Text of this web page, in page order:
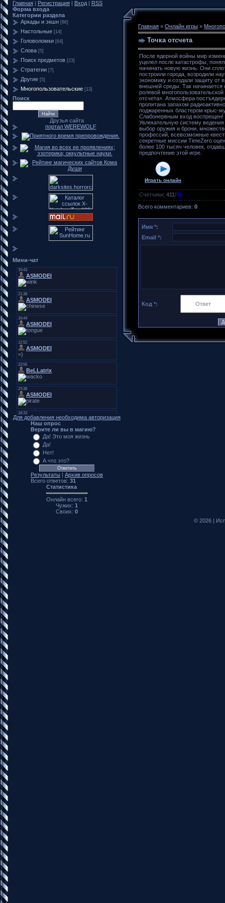
Главная | Регистрация | Вход | RSS
Форма входа
Категории раздела
Аркады и экшн [86]
Настольные [14]
Головоломки [64]
Слова [5]
Поиск предметов [23]
Стратегии [7]
Другие [5]
Многопользовательские [13]
Поиск
Друзья сайта
портал WEREWOLF
Мини-чат
Для добавления необходима авторизация
Наш опрос
Верите ли вы в магию?
Да! Это моя жизнь
Да!
Нет!
А что это?
Результаты | Архив опросов
Всего ответов: 31
Статистика
Онлайн всего: 1
Чужих: 1
Своих: 0
Главная » Онлайн игры »
Точка отсчета
После ядерной войны мир
уцелел после катастрофы,
начинать новую жизнь. Они
построили города, возродили
экономику и создали защиту от
внешней среды. Так начинается
ролевой
отсчета». Атмосфера
пропитана запахом
поджаренных бластером крыс-
Слабонервным вход воспрещен!
Увлекательную систему
выбор оружия и брони,
профессий, всевозможные
секретные миссии TimeZero
более 100 тысяч человек,
предпочтение этой игре.
Играть онлайн
Счетчики: 411 /30
Всего комментариев: 0
Имя *:
Email *:
Код *:
© 2026|